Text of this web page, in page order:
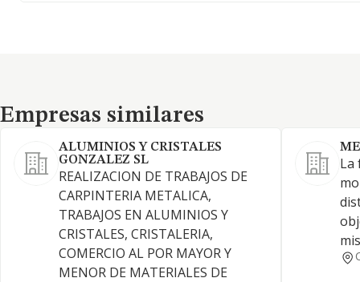
Empresas similares
Empresas similares
ALUMINIOS Y CRISTALES
GONZALEZ SL
REALIZACION DE TRABAJOS DE
CARPINTERIA METALICA,
TRABAJOS EN ALUMINIOS Y
CRISTALES, CRISTALERIA,
COMERCIO AL POR MAYOR Y
MENOR DE MATERIALES DE
La